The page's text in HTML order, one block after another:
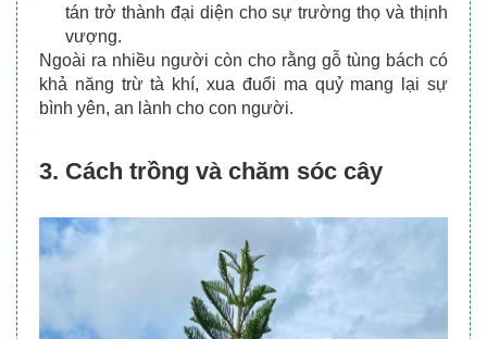
tán trở thành đại diện cho sự trường thọ và thịnh
vượng.
Ngoài ra nhiều người còn cho rằng gỗ tùng bách có
khả năng trừ tà khí, xua đuổi ma quỷ mang lại sự
bình yên, an lành cho con người.
3. Cách trồng và chăm sóc cây